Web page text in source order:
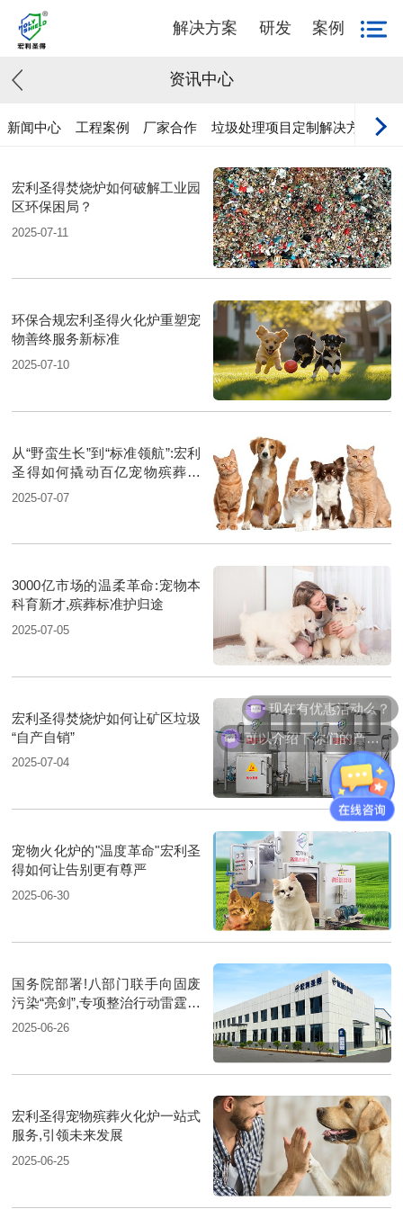
解决方案 研发 案例
资讯中心
新闻中心 工程案例 厂家合作 垃圾处理项目定制解决方案
宏利圣得焚烧炉如何破解工业园
区环保困局？
2025-07-11
环保合规宏利圣得火化炉重塑宠
物善终服务新标准
2025-07-10
从“野蛮生长”到“标准领航”:宏利
圣得如何撬动百亿宠物殡葬蓝
海？
2025-07-07
3000亿市场的温柔革命:宠物本
科育新才,殡葬标准护归途
2025-07-05
宏利圣得焚烧炉如何让矿区垃圾
“自产自销”
2025-07-04
宠物火化炉的"温度革命"宏利圣
得如何让告别更有尊严
2025-06-30
国务院部署!八部门联手向固废
污染“亮剑”,专项整治行动雷霆启
动！
2025-06-26
宏利圣得宠物殡葬火化炉一站式
服务,引领未来发展
2025-06-25
可以介绍下你们的产品么？
现在有优惠活动么？